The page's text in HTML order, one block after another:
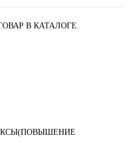
В КАТАЛОГЕ.